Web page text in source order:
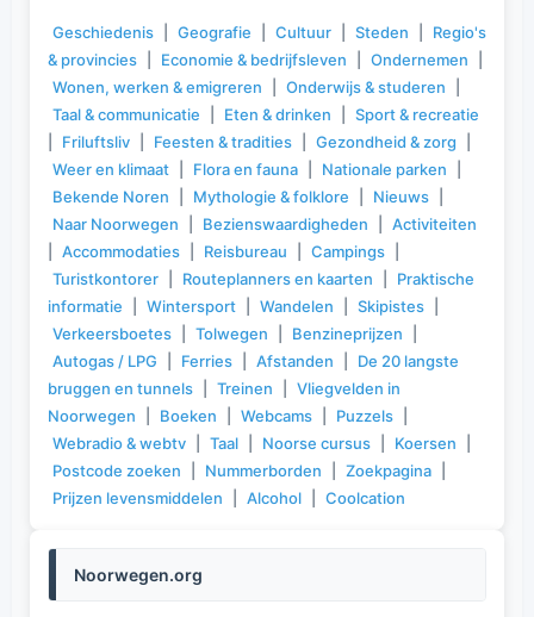
Noorwegen.org
Geschiedenis Geografie Cultuur Steden
Regio's
& provincies
Economie & bedrijfsleven Ondernemen
Wonen, werken & emigreren
Onderwijs & studeren
Taal & communicatie
Eten & drinken
Sport & recreatie
Friluftsliv Feesten & tradities Gezondheid & zorg
Weer en klimaat
Flora en fauna Nationale parken
Bekende Noren
Mythologie & folklore Nieuws
Naar Noorwegen
Bezienswaardigheden
Activiteiten
Accommodaties Reisbureau Campings
Turistkontorer
Routeplanners en kaarten
Praktische
informatie
Wintersport Wandelen Skipistes
Verkeersboetes
Tolwegen Benzineprijzen
Autogas / LPG
Ferries Afstanden
De 20 langste
bruggen en tunnels
Treinen
Vliegvelden in
Noorwegen
Boeken Webcams Puzzels
Webradio & webtv
Taal Noorse cursus Koersen
Postcode zoeken
Nummerborden Zoekpagina
Prijzen levensmiddelen
Alcohol Coolcation